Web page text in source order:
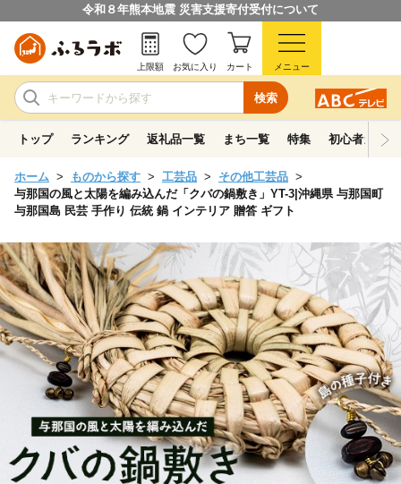
令和８年熊本地震 災害支援寄付受付について
検索
上限額 お気に入り カート メニュー
トップ ランキング 返礼品一覧 まち一覧 特集 初心者ガイド
ホーム ものから探す 工芸品
その他工芸品
与那国の風と太陽を編み込んだ「クバの鍋敷き」YT-3|沖縄県 与那国町
与那国島 民芸 手作り 伝統 鍋 インテリア 贈答 ギフト